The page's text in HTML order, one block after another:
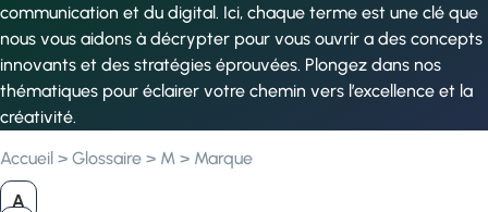
communication et du digital. Ici, chaque terme est une clé que
nous vous aidons à décrypter pour vous ouvrir a des concepts
innovants et des stratégies éprouvées. Plongez dans nos
thématiques pour éclairer votre chemin vers l’excellence et la
créativité.
Accueil > Glossaire > M > Marque
A